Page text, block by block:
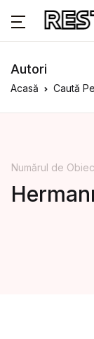
Autori
Acasă Caută
Numărul de